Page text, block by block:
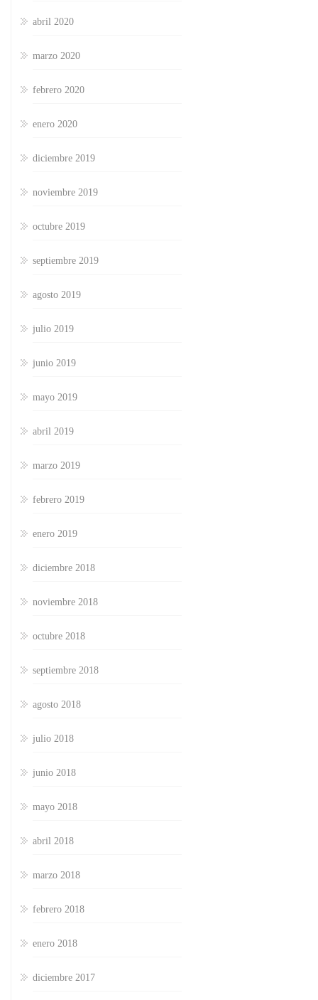
abril 2020
marzo 2020
febrero 2020
enero 2020
diciembre 2019
noviembre 2019
octubre 2019
septiembre 2019
agosto 2019
julio 2019
junio 2019
mayo 2019
abril 2019
marzo 2019
febrero 2019
enero 2019
diciembre 2018
noviembre 2018
octubre 2018
septiembre 2018
agosto 2018
julio 2018
junio 2018
mayo 2018
abril 2018
marzo 2018
febrero 2018
enero 2018
diciembre 2017